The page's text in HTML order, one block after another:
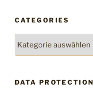
CATEGORIES
DATA PROTECTION